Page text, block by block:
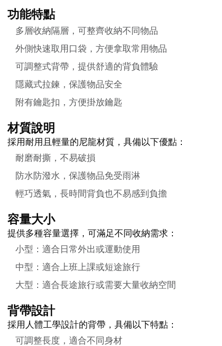
功能特點
多層收納隔層，可整齊收納不同物品
外側快速取用口袋，方便拿取常用物品
可調整式背帶，提供舒適的背負體驗
隱藏式拉鍊，保護物品安全
附有鑰匙扣，方便掛放鑰匙
材質說明
採用耐用且輕量的尼龍材質，具備以下優點：
耐磨耐撕，不易破損
防水防潑水，保護物品免受雨淋
輕巧透氣，長時間背負也不易感到負擔
容量大小
提供多種容量選擇，可滿足不同收納需求：
小型：適合日常外出或運動使用
中型：適合上班上課或短途旅行
大型：適合長途旅行或需要大量收納空間
背帶設計
採用人體工學設計的背帶，具備以下特點：
可調整長度，適合不同身材